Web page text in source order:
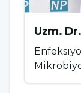
Uzm.